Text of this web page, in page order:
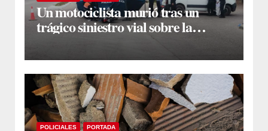
Un motociclista murió tras un
trágico siniestro vial sobre la
avenida Lugones
POLICIALES PORTADA